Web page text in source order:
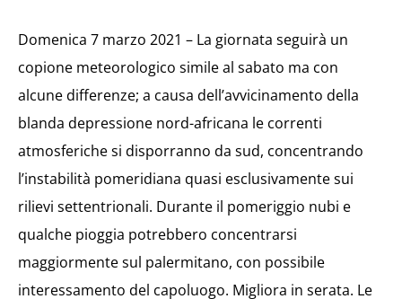
Domenica 7 marzo 2021 – La giornata seguirà un
copione meteorologico simile al sabato ma con
alcune differenze; a causa dell’avvicinamento della
blanda depressione nord-africana le correnti
atmosferiche si disporranno da sud, concentrando
l’instabilità pomeridiana quasi esclusivamente sui
rilievi settentrionali. Durante il pomeriggio nubi e
qualche pioggia potrebbero concentrarsi
maggiormente sul palermitano, con possibile
interessamento del capoluogo. Migliora in serata. Le